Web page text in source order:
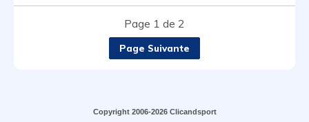
Page 1 de 2
Page Suivante
Copyright 2006-2026 Clicandsport